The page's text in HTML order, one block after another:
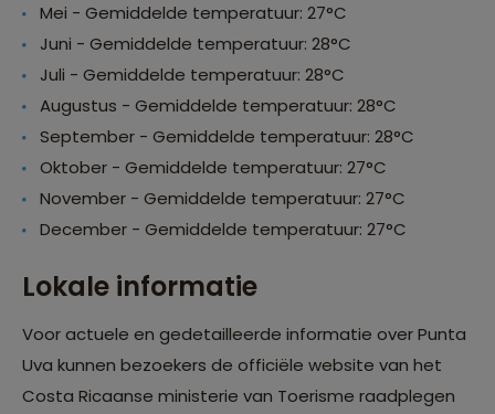
Mei - Gemiddelde temperatuur: 27°C
Juni - Gemiddelde temperatuur: 28°C
Juli - Gemiddelde temperatuur: 28°C
Augustus - Gemiddelde temperatuur: 28°C
September - Gemiddelde temperatuur: 28°C
Oktober - Gemiddelde temperatuur: 27°C
November - Gemiddelde temperatuur: 27°C
December - Gemiddelde temperatuur: 27°C
Lokale informatie
Voor actuele en gedetailleerde informatie over Punta
Uva kunnen bezoekers de officiële website van het
Costa Ricaanse ministerie van Toerisme raadplegen